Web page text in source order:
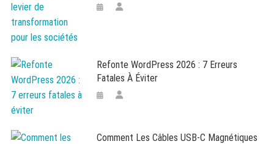
Refonte WordPress 2026 : 7 Erreurs
Fatales À Éviter
Comment Les Câbles USB-C Magnétiques